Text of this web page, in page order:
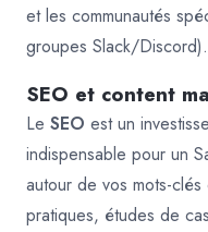
et les communautés
groupes Slack/Discord).
SEO et content
Le SEO est un
indispensable pour un
autour de vos mots-
pratiques, études de